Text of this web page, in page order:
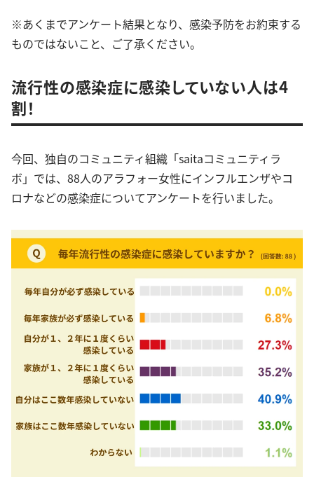
※あくまでアンケート結果となり、感染予防をお約束する
ものではないこと、ご了承ください。
流行性の感染症に感染していない人は4
割！
今回、独自のコミュニティ組織「saitaコミュニティラ
ボ」では、88人のアラフォー女性にインフルエンザやコ
ロナなどの感染症についてアンケートを行いました。